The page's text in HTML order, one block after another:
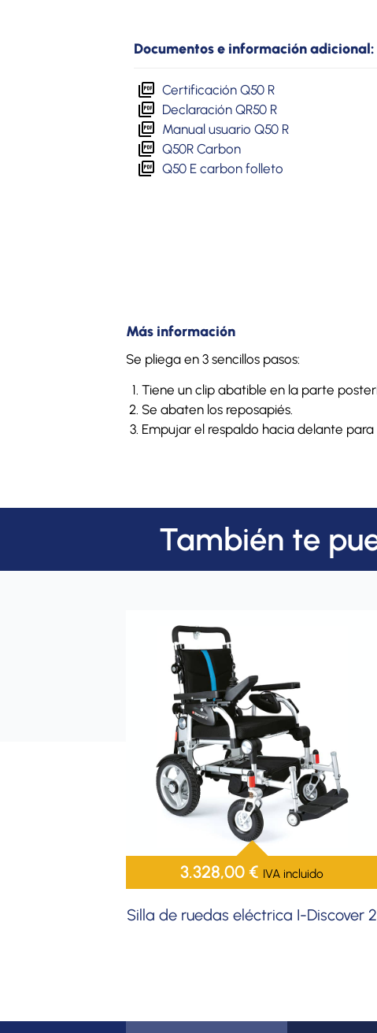
Documentos e información adicional:
Certificación Q50 R
Declaración QR50 R
Manual usuario Q50 R
Q50R Carbon
Q50 E carbon folleto
Más información
Se pliega en 3 sencillos pasos:
Tiene un clip abatible en la parte
Se abaten los reposapiés.
Empujar el respaldo hacia delante para
También te
3.328,00€ IVA incluido
Silla de ruedas eléctrica I-Discover 2